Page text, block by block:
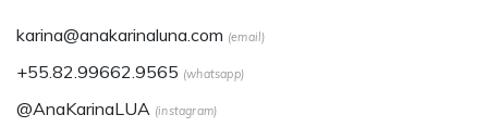
karina@anakarinaluna.com (email)
+55.82.99662.9565 (whatsapp)
@AnaKarinaLUA (instagram)